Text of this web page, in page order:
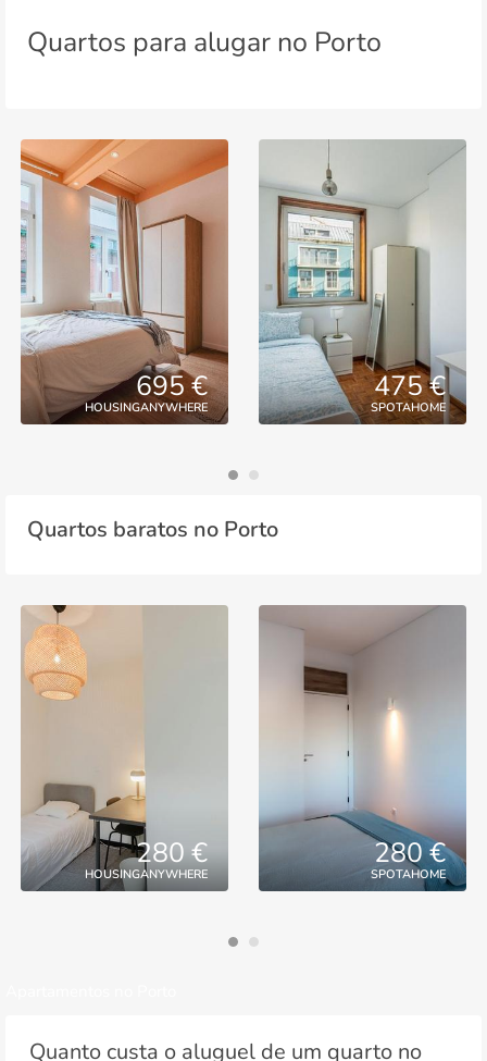
Quartos para alugar no Porto
695 €
HOUSINGANYWHERE
475 €
SPOTAHOME
Quartos baratos no Porto
280 €
HOUSINGANYWHERE
280 €
SPOTAHOME
Quanto custa o aluguel de um quarto no